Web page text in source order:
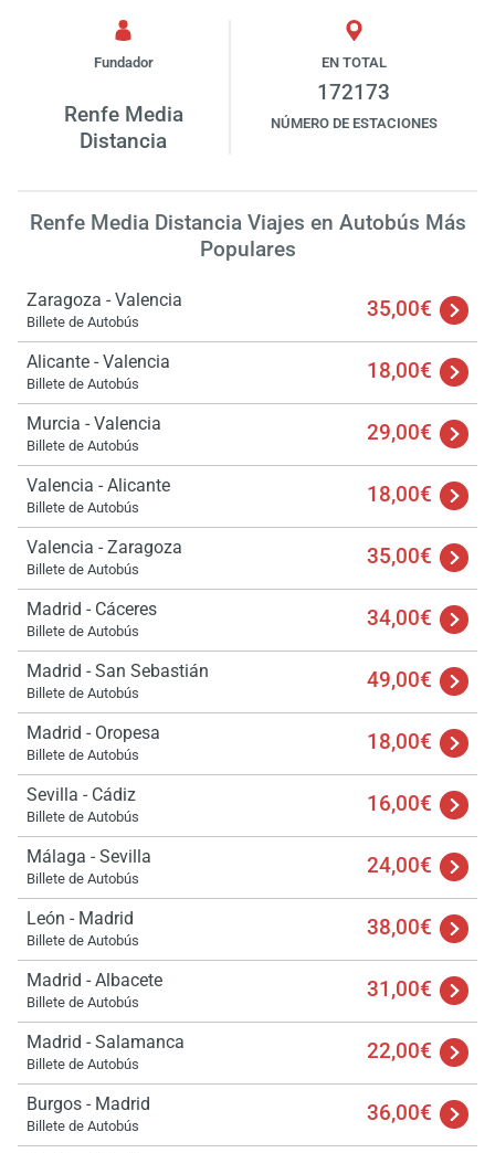
Fundador
Renfe Media
Distancia
EN TOTAL
172173
NÚMERO DE ESTACIONES
Renfe Media Distancia Viajes en Autobús Más
Populares
Zaragoza - Valencia
Billete de Autobús 35,00€
Alicante - Valencia
Billete de Autobús 18,00€
Murcia - Valencia
Billete de Autobús 29,00€
Valencia - Alicante
Billete de Autobús 18,00€
Valencia - Zaragoza
Billete de Autobús 35,00€
Madrid - Cáceres
Billete de Autobús 34,00€
Madrid - San Sebastián
Billete de Autobús 49,00€
Madrid - Oropesa
Billete de Autobús 18,00€
Sevilla - Cádiz
Billete de Autobús 16,00€
Málaga - Sevilla
Billete de Autobús 24,00€
León - Madrid
Billete de Autobús 38,00€
Madrid - Albacete
Billete de Autobús 31,00€
Madrid - Salamanca
Billete de Autobús 22,00€
Burgos - Madrid
Billete de Autobús 36,00€
por